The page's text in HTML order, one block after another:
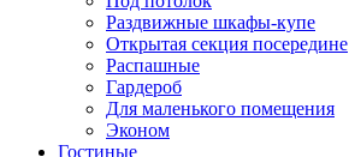
Раздвижные шкафы-купе
Открытая секция посередине
Распашные
Гардероб
Для маленького помещения
Эконом
Гостиные